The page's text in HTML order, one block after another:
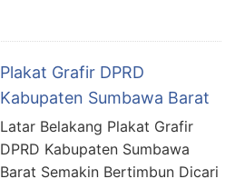
Plakat Grafir DPRD
Kabupaten Sumbawa Barat
Latar Belakang Plakat Grafir
DPRD Kabupaten Sumbawa
Barat Semakin Bertimbun Dicari